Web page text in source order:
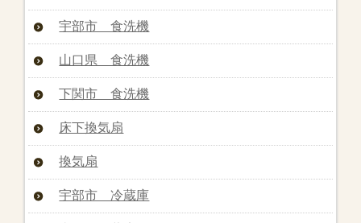
宇部市 食洗機
山口県 食洗機
下関市 食洗機
床下換気扇
換気扇
宇部市 冷蔵庫